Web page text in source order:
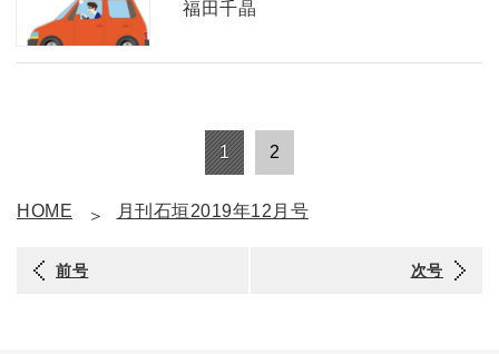
福田千晶
1 2
HOME 月刊石垣2019年12月号
前号 次号